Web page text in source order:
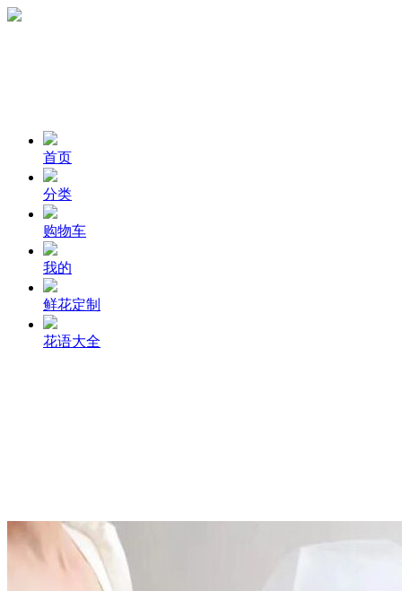
首页
分类
购物车
我的
鲜花定制
花语大全